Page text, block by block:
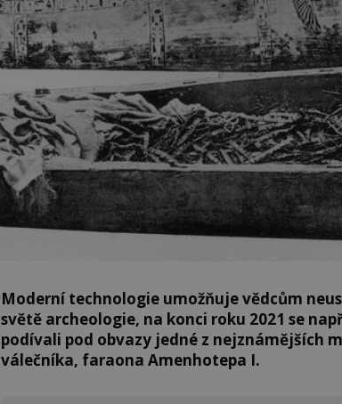
Moderní technologie umožňuje vědcům
světě archeologie, na konci roku 2021 se
podívali pod obvazy jedné z nejznámějších
válečníka, faraona Amenhotepa I.